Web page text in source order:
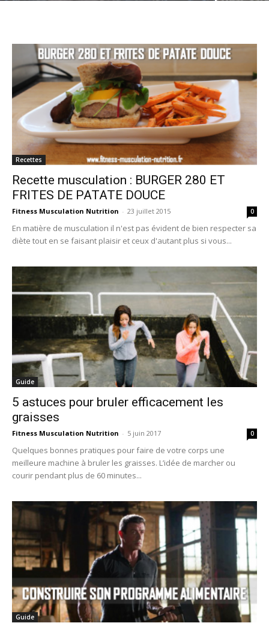
Recettes
Recette musculation : BURGER 280 ET
FRITES DE PATATE DOUCE
Fitness Musculation Nutrition - 23 juillet 2015 0
En matière de musculation il n'est pas évident de bien respecter sa
diète tout en se faisant plaisir et ceux d'autant plus si vous...
Guide
5 astuces pour bruler efficacement les
graisses
Fitness Musculation Nutrition - 5 juin 2017 0
Quelques bonnes pratiques pour faire de votre corps une
meilleure machine à bruler les graisses. L’idée de marcher ou
courir pendant plus de 60 minutes...
Guide